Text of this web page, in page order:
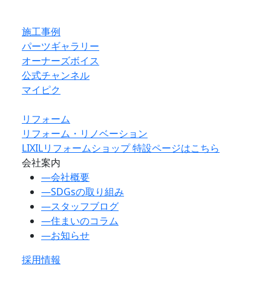
施工事例
パーツギャラリー
オーナーズボイス
公式チャンネル
マイピク
リフォーム
リフォーム・リノベーション
LIXILリフォームショップ 特設ページはこちら
会社案内
―会社概要
―SDGsの取り組み
―スタッフブログ
―住まいのコラム
―お知らせ
採用情報